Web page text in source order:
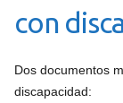
con
Dos documentos
discapacidad: